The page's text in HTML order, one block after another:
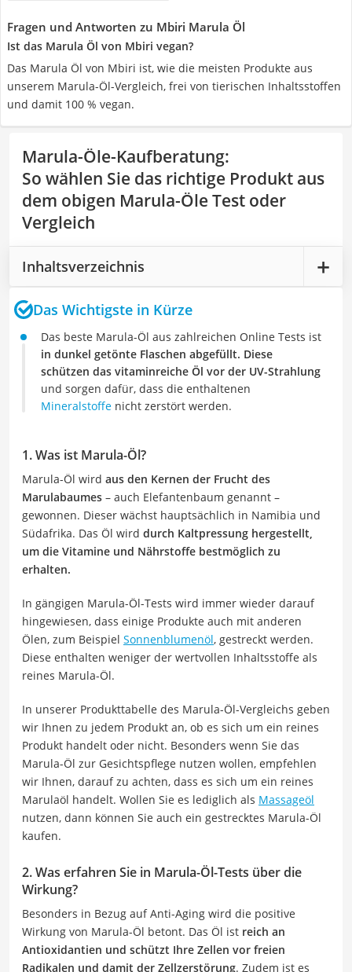
Fragen und Antworten zu Mbiri Marula Öl
Ist das Marula Öl von Mbiri vegan?
Das Marula Öl von Mbiri ist, wie die meisten Produkte aus
unserem Marula-Öl-Vergleich, frei von tierischen Inhaltsstoffen
und damit 100 % vegan.
Marula-Öle-Kaufberatung:
So wählen Sie das richtige Produkt aus
dem obigen Marula-Öle Test oder
Vergleich
Inhaltsverzeichnis
Das Wichtigste in Kürze
Das beste Marula-Öl aus zahlreichen Online Tests ist
in dunkel getönte Flaschen abgefüllt. Diese
schützen das vitaminreiche Öl vor der UV-Strahlung
und sorgen dafür, dass die enthaltenen
Mineralstoffe nicht zerstört werden.
1. Was ist Marula-Öl?
Marula-Öl wird aus den Kernen der Frucht des
Marulabaumes – auch Elefantenbaum genannt –
gewonnen. Dieser wächst hauptsächlich in Namibia und
Südafrika. Das Öl wird durch Kaltpressung hergestellt,
um die Vitamine und Nährstoffe bestmöglich zu
erhalten.
In gängigen Marula-Öl-Tests wird immer wieder darauf
hingewiesen, dass einige Produkte auch mit anderen
Ölen, zum Beispiel Sonnenblumenöl, gestreckt werden.
Diese enthalten weniger der wertvollen Inhaltsstoffe als
reines Marula-Öl.
In unserer Produkttabelle des Marula-Öl-Vergleichs geben
wir Ihnen zu jedem Produkt an, ob es sich um ein reines
Produkt handelt oder nicht. Besonders wenn Sie das
Marula-Öl zur Gesichtspflege nutzen wollen, empfehlen
wir Ihnen, darauf zu achten, dass es sich um ein reines
Marulaöl handelt. Wollen Sie es lediglich als Massageöl
nutzen, dann können Sie auch ein gestrecktes Marula-Öl
kaufen.
2. Was erfahren Sie in Marula-Öl-Tests über die
Wirkung?
Besonders in Bezug auf Anti-Aging wird die positive
Wirkung von Marula-Öl betont. Das Öl ist reich an
Antioxidantien und schützt Ihre Zellen vor freien
Radikalen und damit der Zellzerstörung. Zudem ist es